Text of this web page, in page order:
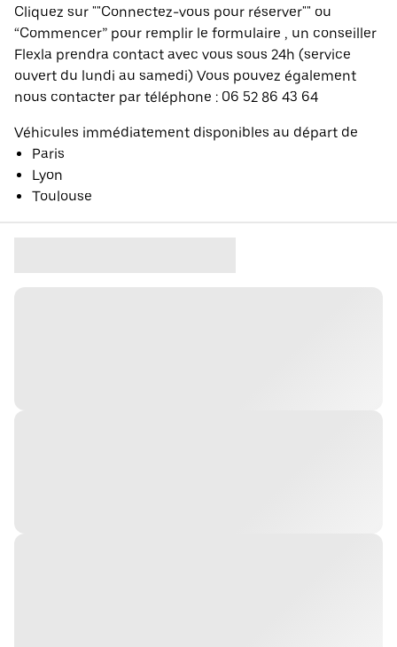
Cliquez sur ""Connectez-vous pour réserver"" ou
“Commencer” pour remplir le formulaire , un conseiller
Flexla prendra contact avec vous sous 24h (service
ouvert du lundi au samedi) Vous pouvez également
nous contacter par téléphone : 06 52 86 43 64
Véhicules immédiatement disponibles au départ de
Paris
Lyon
Toulouse